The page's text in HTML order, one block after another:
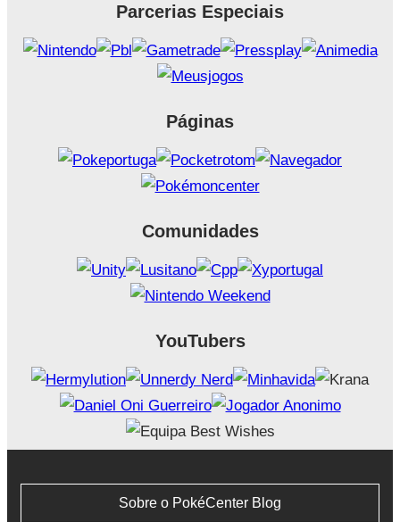
Parcerias Especiais
Páginas
Comunidades
YouTubers
Sobre o PokéCenter Blog